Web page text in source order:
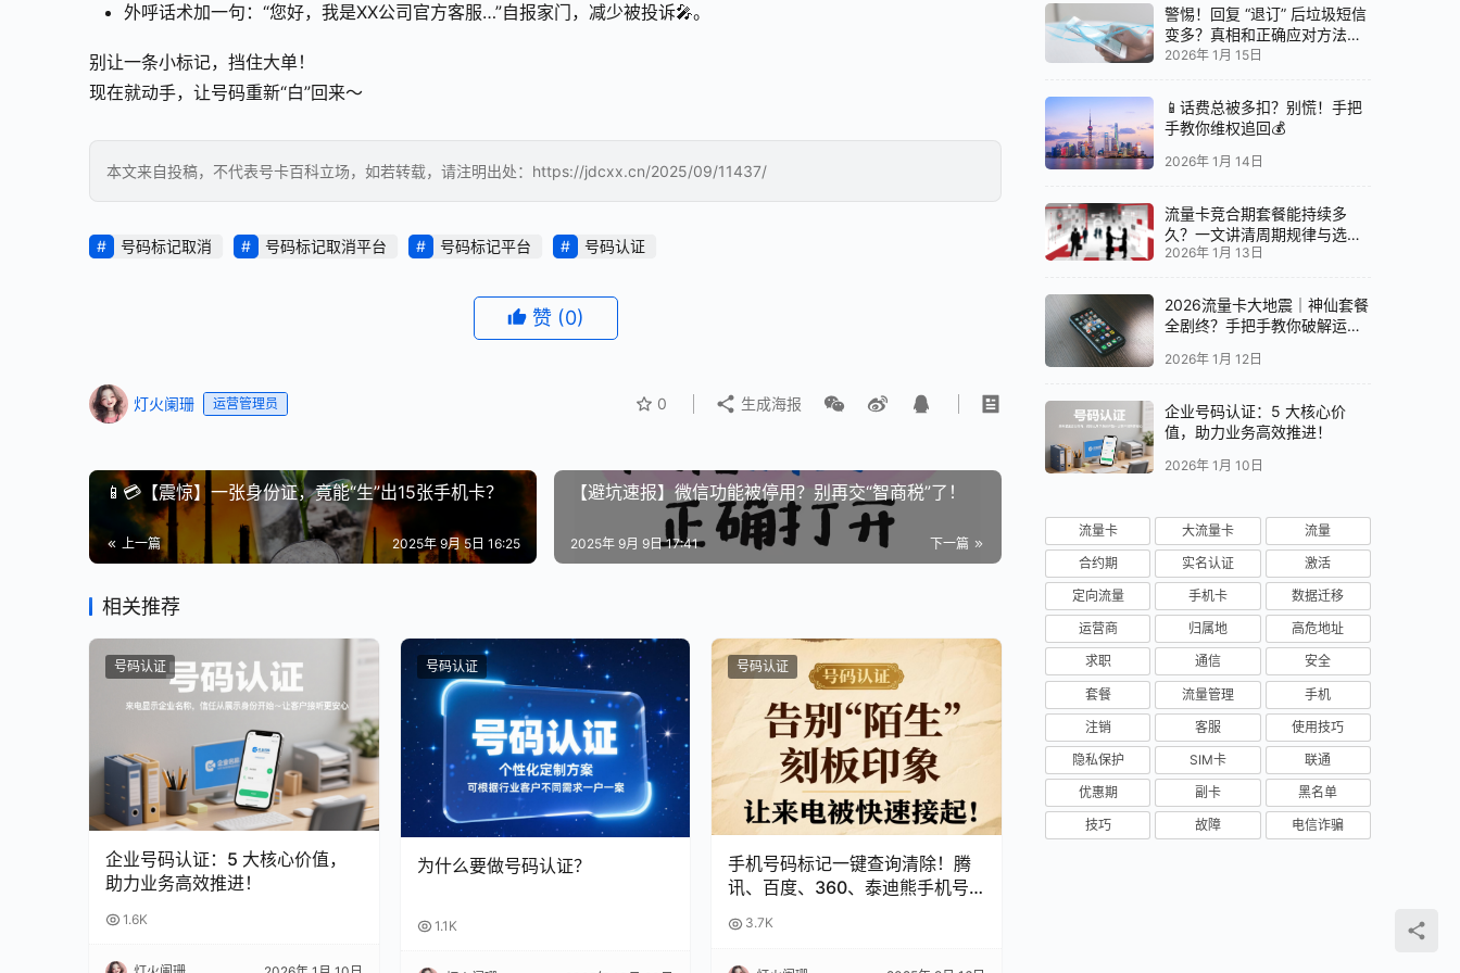
外呼话术加一句：“您好，我是XX公司官方客服…”自报家门，减少被投诉🎤。
别让一条小标记，挡住大单！
现在就动手，让号码重新“白”回来～
本文来自投稿，不代表号卡百科立场，如若转载，请注明出处：https://jdcxx.cn/2025/09/11437/
号码标记取消 号码标记取消平台 号码标记平台 号码认证
赞 (0)
灯火阑珊 运营管理员 0 生成海报
📱💳【震惊】一张身份证，竟能“生”出15张手机卡？
上一篇 2025年 9月 5日 16:25
【避坑速报】微信功能被停用？别再交“智商税”了！
下一篇
2025年 9月 9日 17:41
相关推荐
号码认证
企业号码认证：5 大核心价值，
助力业务高效推进！
1.6K
号码认证
为什么要做号码认证？
1.1K
号码认证
手机号码标记一键查询清除！腾
讯、百度、360、泰迪熊手机号
3.7K
警惕！回复 “退订” 后垃圾短信
变多？真相和正确应对方法都
在这
2026年 1月 15日
📱话费总被多扣？别慌！手把
手教你维权追回💰
2026年 1月 14日
流量卡竞合期套餐能持续多
久？一文讲清周期规律与选卡
时机
2026年 1月 13日
2026流量卡大地震｜神仙套餐
全剧终？手把手教你破解运营
2026年 1月 12日
企业号码认证：5 大核心价
值，助力业务高效推进！
2026年 1月 10日
流量卡 大流量卡 流量
合约期 实名认证 激活
定向流量 手机卡 数据迁移
运营商 归属地 高危地址
求职 通信 安全
套餐 流量管理 手机
注销 客服 使用技巧
隐私保护 SIM卡 联通
优惠期 副卡 黑名单
技巧 故障 电信诈骗